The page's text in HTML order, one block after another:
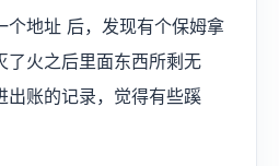
个地址 后，发现有个保姆拿
了火之后里面东西所剩无
出账的记录，觉得有些蹊